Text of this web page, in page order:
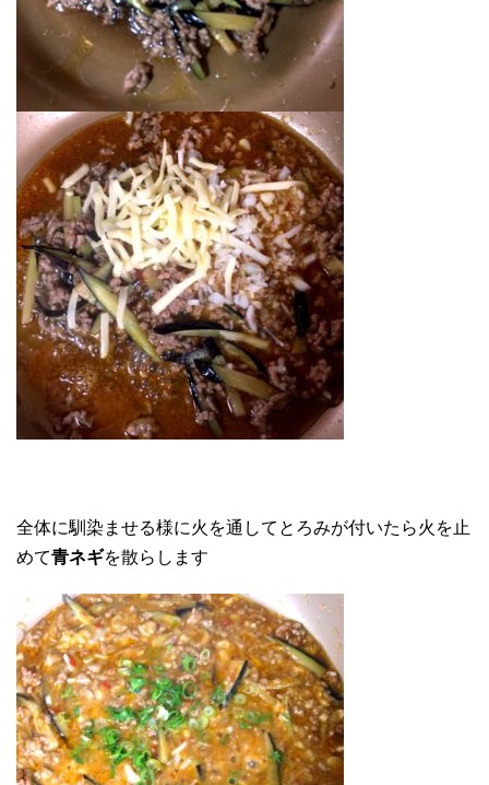
全体に馴染ませる様に火を通してとろみが付いたら火を止
めて青ネギを散らします